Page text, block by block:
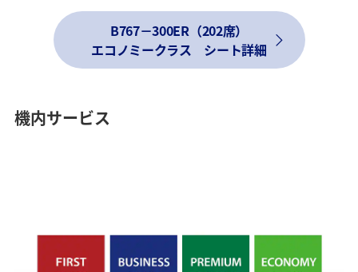
B767－300ER（202席）
エコノミークラス シート詳細
機内サービス